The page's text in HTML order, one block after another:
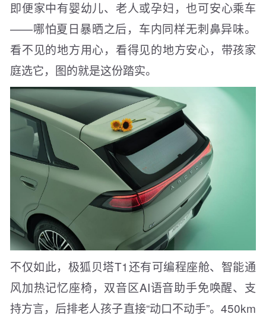
即便家中有婴幼儿、老人或孕妇，也可安心乘车
——哪怕夏日暴晒之后，车内同样无刺鼻异味。
看不见的地方用心，看得见的地方安心，带孩家
庭选它，图的就是这份踏实。
不仅如此，极狐贝塔T1还有可编程座舱、智能通
风加热记忆座椅，双音区AI语音助手免唤醒、支
持方言，后排老人孩子直接“动口不动手”。450km